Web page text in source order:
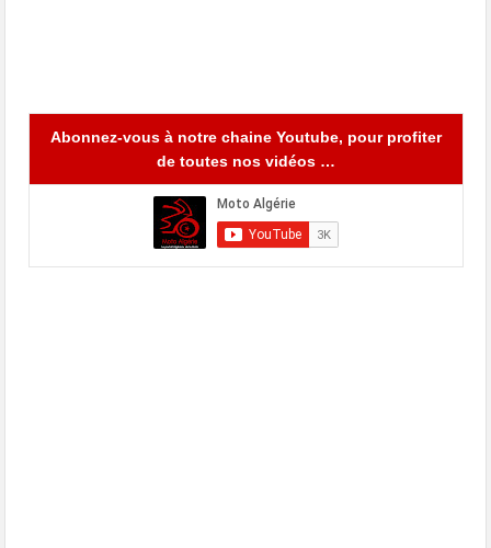
Abonnez-vous à notre chaine Youtube, pour profiter
de toutes nos vidéos …